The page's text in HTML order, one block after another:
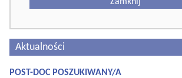
Aktualności
POST-DOC POSZUKIWANY/A